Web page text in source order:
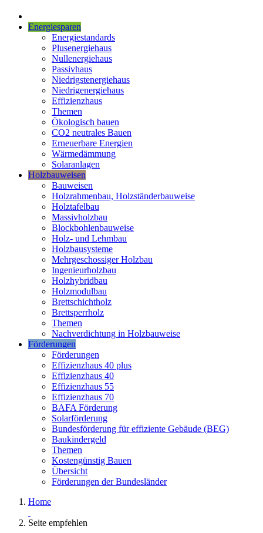
Energiesparen
Energiestandards
Plusenergiehaus
Nullenergiehaus
Passivhaus
Niedrigstenergiehaus
Niedrigenergiehaus
Effizienzhaus
Themen
Ökologisch bauen
CO2 neutrales Bauen
Erneuerbare Energien
Wärmedämmung
Solaranlagen
Holzbauweisen
Bauweisen
Holzrahmenbau, Holzständerbauweise
Holztafelbau
Massivholzbau
Blockbohlenbauweise
Holz- und Lehmbau
Holzbausysteme
Mehrgeschossiger Holzbau
Ingenieurholzbau
Holzhybridbau
Holzmodulbau
Brettschichtholz
Brettsperrholz
Themen
Nachverdichtung in Holzbauweise
Förderungen
Förderungen
Effizienzhaus 40 plus
Effizienzhaus 40
Effizienzhaus 55
Effizienzhaus 70
BAFA Förderung
Solarförderung
Bundesförderung für effiziente Gebäude (BEG)
Baukindergeld
Themen
Kostengünstig Bauen
Übersicht
Förderungen der Bundesländer
Home
Seite empfehlen